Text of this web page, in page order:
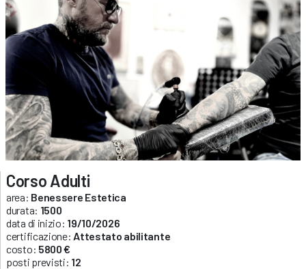
Corso Adulti
area: Benessere Estetica
durata: 1500
data di inizio: 19/10/2026
certificazione: Attestato abilitante
costo: 5800 €
posti previsti: 12